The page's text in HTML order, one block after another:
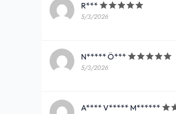
R***
5/3/2026
N***** Ö***
5/3/2026
A**** V***** M******